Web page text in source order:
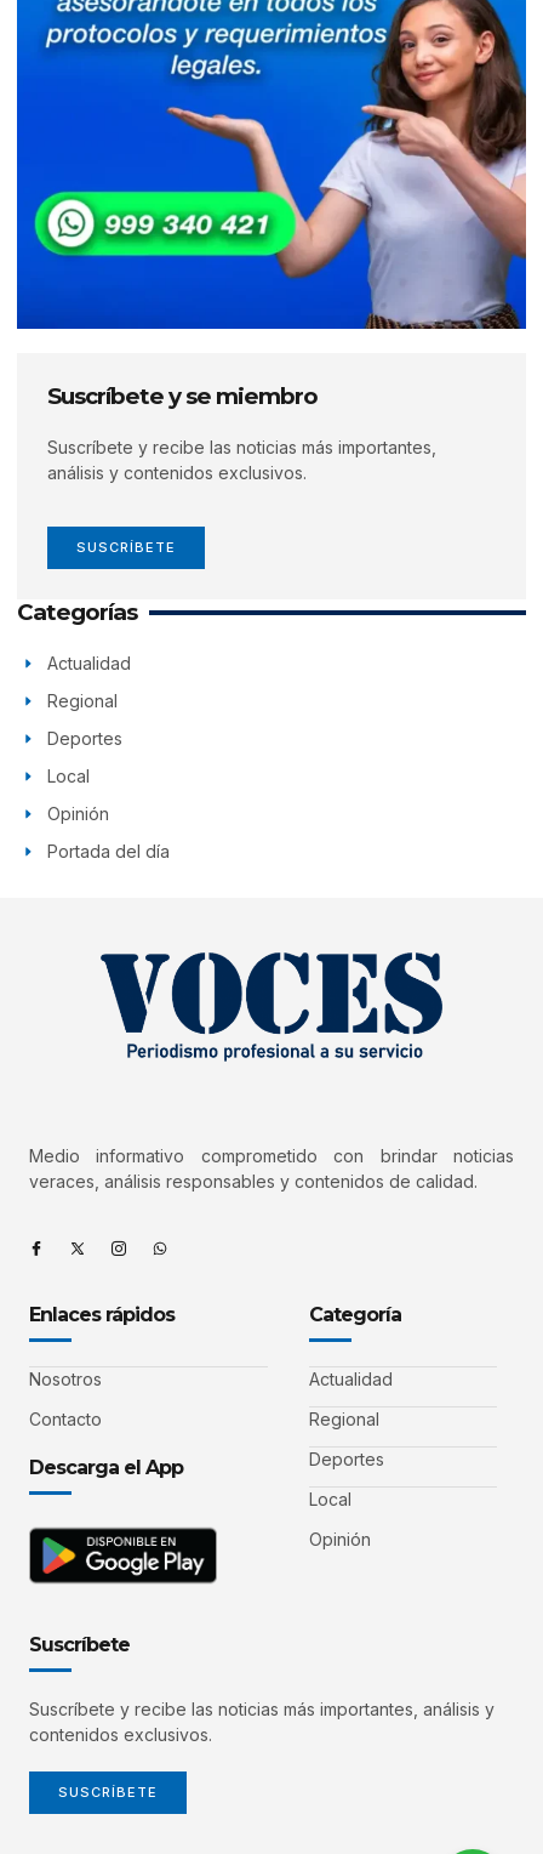
Suscríbete y se miembro
Suscríbete y recibe las noticias más importantes,
análisis y contenidos exclusivos.
SUSCRÍBETE
Categorías
Actualidad
Regional
Deportes
Local
Opinión
Portada del día
Medio informativo comprometido con brindar noticias
veraces, análisis responsables y contenidos de calidad.
Enlaces rápidos
Nosotros
Contacto
Descarga el App
Categoría
Actualidad
Regional
Deportes
Local
Opinión
Suscríbete
Suscríbete y recibe las noticias más importantes, análisis y
contenidos exclusivos.
SUSCRÍBETE